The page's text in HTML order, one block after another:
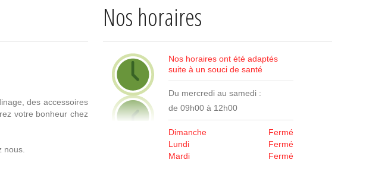
des accessoires
votre bonheur chez
nous.
Nos horaires
Nos horaires ont été adaptés
suite à un souci de santé
Du mercredi au samedi :
de 09h00 à 12h00
Dimanche
Fermé
Lundi
Fermé
Mardi
Fermé